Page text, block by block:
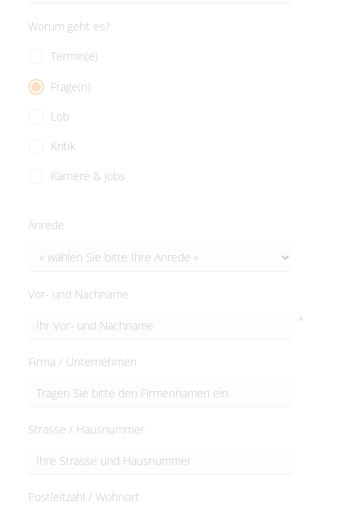
Worum geht es?
Termin(e)
Frage(n)
Lob
Kritik
Karriere & Jobs
Anrede
Vor- und Nachname
*
Firma / Unternehmen
Strasse / Hausnummer
Postleitzahl / Wohnort